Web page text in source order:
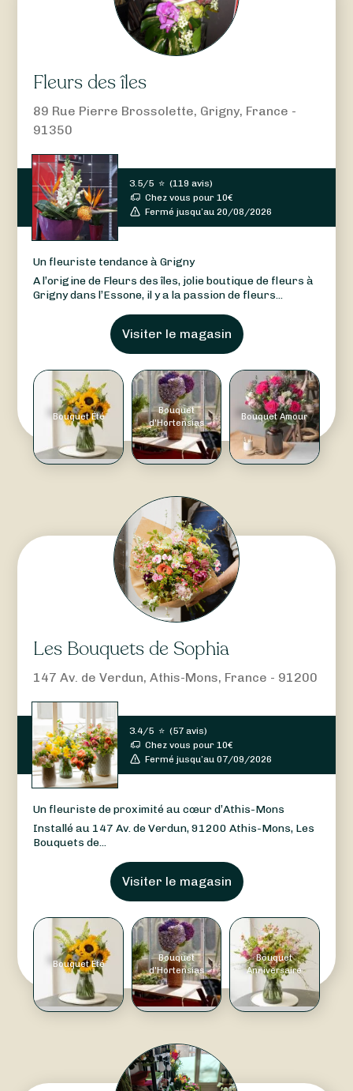
Fleurs des îles
89 Rue Pierre Brossolette, Grigny, France -
91350
3.5/5 ⭐ (119 avis)
Chez vous pour10€
Fermé jusqu’au 20/08/2026
Un fleuriste tendance à Grigny
A l’origine de Fleurs des îles, jolie boutique de fleurs à
Grigny dans l’Essone, il y a la passion de fleurs...
Visiter le magasin
Bouquet Été
Bouquet
d'Hortensias
Bouquet Amour
Les Bouquets de Sophia
147 Av. de Verdun, Athis-Mons, France - 91200
3.4/5 ⭐ (57 avis)
Chez vous pour10€
Fermé jusqu’au 07/09/2026
Un fleuriste de proximité au cœur d’Athis-Mons
Installé au 147 Av. de Verdun, 91200 Athis-Mons, Les
Bouquets de...
Visiter le magasin
Bouquet Été
Bouquet
d'Hortensias
Bouquet
Anniversaire